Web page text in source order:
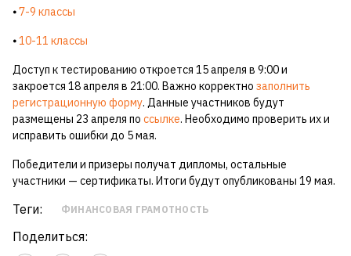
⦁7-9 классы
⦁10-11 классы
Доступ к тестированию откроется 15 апреля в 9:00 и
закроется 18 апреля в 21:00. Важно корректно заполнить
регистрационную форму. Данные участников будут
размещены 23 апреля по ссылке. Необходимо проверить их и
исправить ошибки до 5 мая.
Победители и призеры получат дипломы, остальные
участники — сертификаты. Итоги будут опубликованы 19 мая.
Теги: ФИНАНСОВАЯ ГРАМОТНОСТЬ
Поделиться: